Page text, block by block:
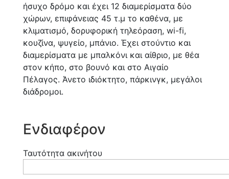
ήσυχο δρόμο και έχει 12 διαμερίσματα δύο
χώρων, επιφάνειας 45 τ.μ το καθένα, με
κλιματισμό, δορυφορική τηλεόραση, wi-fi,
κουζίνα, ψυγείο, μπάνιο. Έχει στούντιο και
διαμερίσματα με μπαλκόνι και αίθριο, με θέα
στον κήπο, στο βουνό και στο Αιγαίο
Πέλαγος. Άνετο ιδιόκτητο, πάρκινγκ, μεγάλοι
διάδρομοι.
Ενδιαφέρον
Ταυτότητα ακινήτου